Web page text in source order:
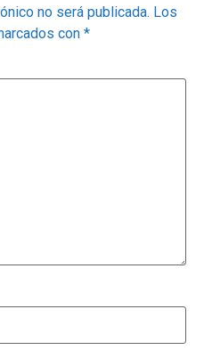
no será publicada. Los
con *